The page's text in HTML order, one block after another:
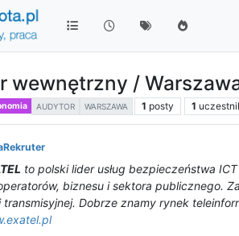
wewnętrzny /
AUDYTOR WARSZAWA 1 posty 1
to polski lider usług bezpieczeństwa
biznesu i sektora publicznego.
transmisyjnej. Dobrze znamy rynek